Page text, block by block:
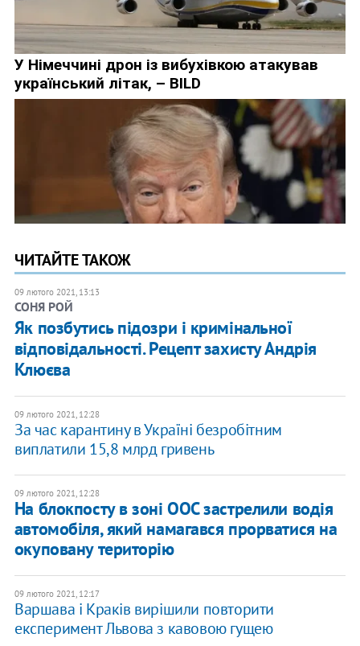
ЧИТАЙТЕ ТАКОЖ
09 лютого 2021, 13:13
СОНЯ РОЙ
Як позбутись підозри і кримінальної
відповідальності. Рецепт захисту Андрія
Клюєва
09 лютого 2021, 12:28
За час карантину в Україні безробітним
виплатили 15,8 млрд гривень
09 лютого 2021, 12:28
На блокпосту в зоні ООС застрелили водія
автомобіля, який намагався прорватися на
окуповану територію
09 лютого 2021, 12:17
Варшава і Краків вирішили повторити
експеримент Львова з кавовою гущею